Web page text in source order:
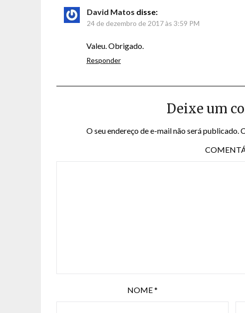
David Matos disse:
24 de dezembro de 2017 às 3:59 PM
Valeu. Obrigado.
Responder
Deixe um
O seu endereço de e-mail não será publicado.
NOME*